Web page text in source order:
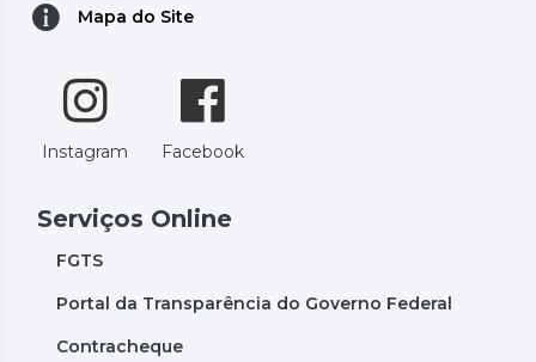
Mapa do Site
Instagram Facebook
Serviços Online
FGTS
Portal da Transparência do Governo Federal
Contracheque